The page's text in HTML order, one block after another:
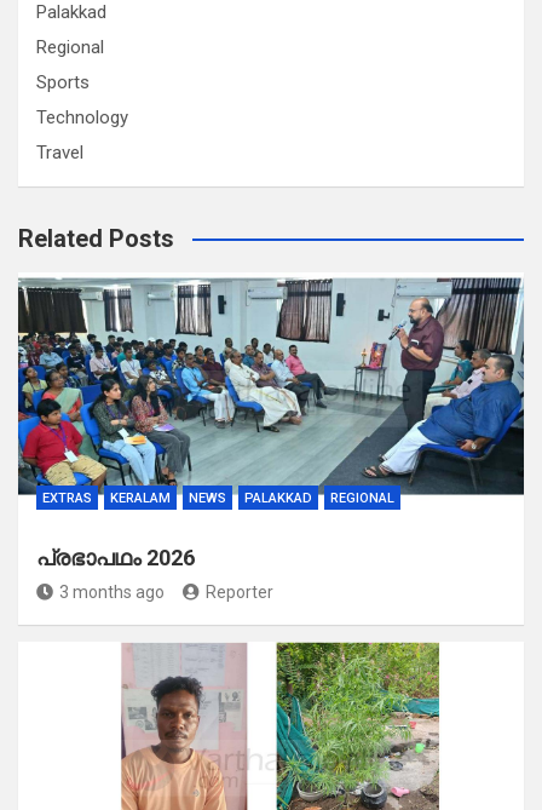
Palakkad
Regional
Sports
Technology
Travel
Related Posts
EXTRAS KERALAM NEWS PALAKKAD REGIONAL
പ്രഭാപഥം 2026
3 months ago Reporter